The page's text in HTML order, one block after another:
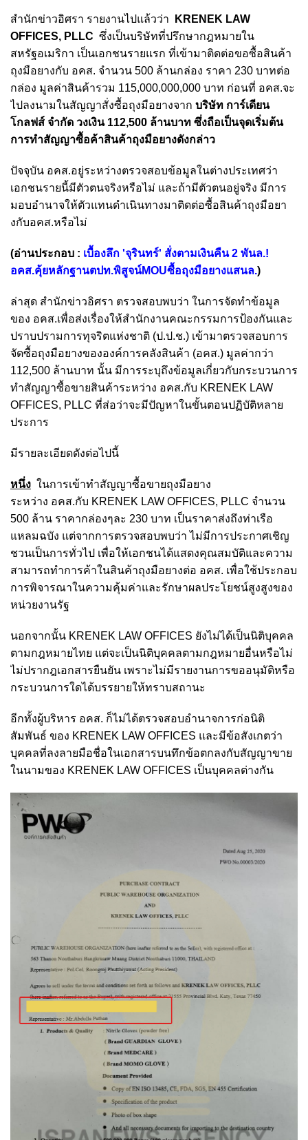
สำนักข่าวอิศรา รายงานไปแล้วว่า
KRENEK LAW
OFFICES, PLLC ซึ่งเป็นบริษัทที่ปรึกษากฎหมายใน
สหรัฐอเมริกา เป็นเอกชนรายแรก ที่เข้ามาติดต่อขอซื้อสินค้า
ถุงมือยางกับ อคส. จำนวน 500 ล้านกล่อง ราคา 230 บาทต่อ
กล่อง มูลค่าสินค้ารวม 115,000,000,000 บาท ก่อนที่ อคส.จะ
ไปลงนามในสัญญาสั่งซื้อถุงมือยางจาก บริษัท การ์เดียน
โกลฟส์ จำกัด วงเงิน 112,500 ล้านบาท ซึ่งถือเป็นจุดเริ่มต้น
การทำสัญญาซื้อค้าสินค้าถุงมือยางดังกล่าว
ปัจจุบัน อคส.อยู่ระหว่างตรวจสอบข้อมูลในต่างประเทศว่า
เอกชนรายนี้มีตัวตนจริงหรือไม่ และถ้ามีตัวตนอยู่จริง มีการ
มอบอำนาจให้ตัวแทนดำเนินทางมาติดต่อซื้อสินค้าถุงมือยา
งกับอคส.หรือไม่
(อ่านประกอบ : เบื้องลึก 'จุรินทร์' สั่งตามเงินคืน 2 พันล.!
อคส.คุ้ยหลักฐานตปท.พิสูจน์MOUซื้อถุงมือยางแสนล.)
ล่าสุด สำนักข่าวอิศรา ตรวจสอบพบว่า ในการจัดทำข้อมูล
ของ อคส.เพื่อส่งเรื่องให้สำนักงานคณะกรรมการป้องกันและ
ปราบปรามการทุจริตแห่งชาติ (ป.ป.ช.) เข้ามาตรวจสอบการ
จัดซื้อถุงมือยางขององค์การคลังสินค้า (อคส.) มูลค่ากว่า
112,500 ล้านบาท นั้น มีการระบุถึงข้อมูลเกี่ยวกับกระบวนการ
ทำสัญญาซื้อขายสินค้าระหว่าง อคส.กับ KRENEK LAW
OFFICES, PLLC ที่ส่อว่าจะมีปัญหาในขั้นตอนปฏิบัติหลาย
ประการ
มีรายละเอียดดังต่อไปนี้
หนึ่ง ในการเข้าทำสัญญาซื้อขายถุงมือยาง
ระหว่าง อคส.กับ KRENEK LAW OFFICES, PLLC จำนวน
500 ล้าน ราคากล่องๆละ 230 บาท เป็นราคาส่งถึงท่าเรือ
แหลมฉบัง แต่จากการตรวจสอบพบว่า ไม่มีการประกาศเชิญ
ชวนเป็นการทั่วไป เพื่อให้เอกชนได้แสดงคุณสมบัติและความ
สามารถทำการค้าในสินค้าถุงมือยางต่อ อคส. เพื่อใช้ประกอบ
การพิจารณาในความคุ้มค่าและรักษาผลประโยชน์สูงสูงของ
หน่วยงานรัฐ
นอกจากนั้น KRENEK LAW OFFICES ยังไม่ได้เป็นนิติบุคคล
ตามกฎหมายไทย แต่จะเป็นนิติบุคคลตามกฎหมายอื่นหรือไม่
ไม่ปรากฎเอกสารยืนยัน เพราะไม่มีรายงานการขออนุมัติหรือ
กระบวนการใดได้บรรยายให้ทราบสถานะ
อีกทั้งผู้บริหาร อคส. ก็ไม่ได้ตรวจสอบอำนาจการก่อนิติ
สัมพันธ์ ของ KRENEK LAW OFFICES และมีข้อสังเกตว่า
บุคคลที่ลงลายมือชื่อในเอกสารบนทึกข้อตกลงกับสัญญาขาย
ในนามของ KRENEK LAW OFFICES เป็นบุคคลต่างกัน